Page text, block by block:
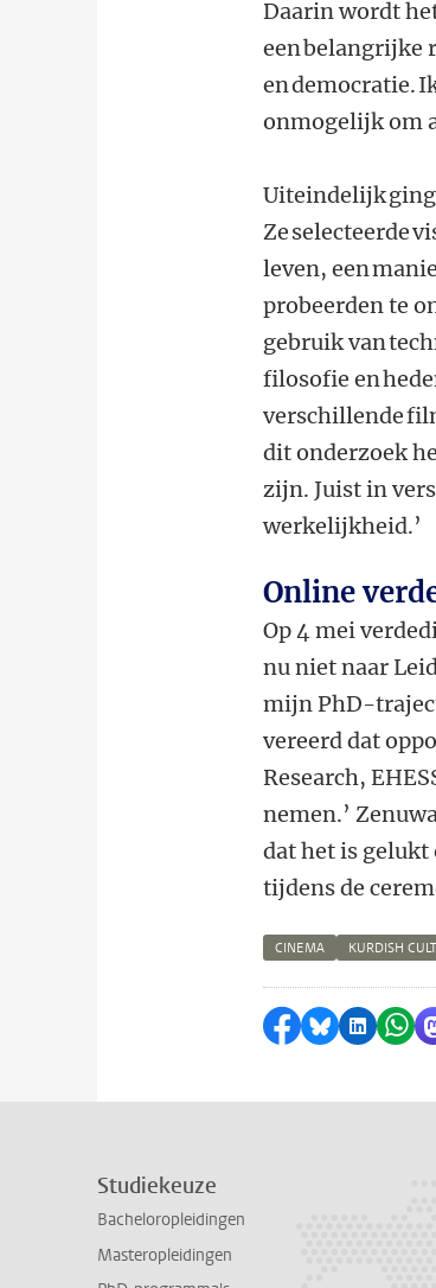
Daarin wordt
een belangrijke
en democratie.
onmogelijk om
Uiteindelijk ging
Ze selecteerde
leven, een
probeerden te
gebruik van
filosofie en
verschillende
dit onderzoek
zijn. Juist in
werkelijkheid.’
Online
Op 4 mei
nu niet naar
mijn PhD-
vereerd dat
Research,
nemen.’
dat het is
tijdens de
CINEMA KURDISH
Delen op
Delen via
Delen
Studiekeuze
Bacheloropleidingen
Masteropleidingen